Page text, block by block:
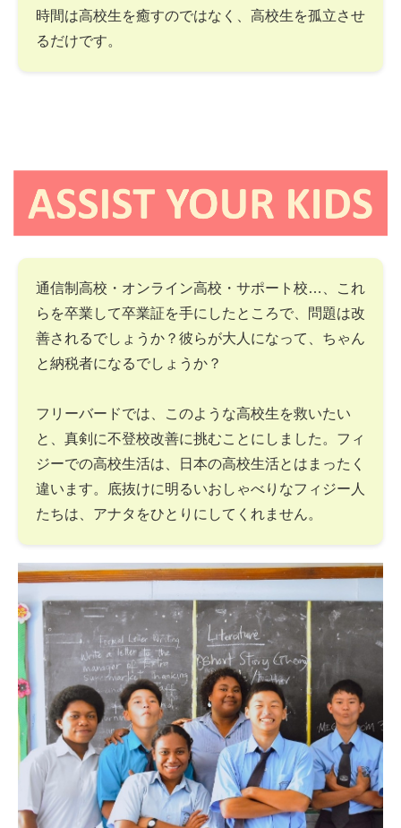
時間は高校生を癒すのではなく、高校生を孤立させ
るだけです。
通信制高校・オンライン高校・サポート校…、これ
らを卒業して卒業証を手にしたところで、問題は改
善されるでしょうか？彼らが大人になって、ちゃん
と納税者になるでしょうか？
フリーバードでは、このような高校生を救いたい
と、真剣に不登校改善に挑むことにしました。フィ
ジーでの高校生活は、日本の高校生活とはまったく
違います。底抜けに明るいおしゃべりなフィジー人
たちは、アナタをひとりにしてくれません。